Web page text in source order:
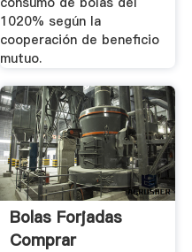
1020% según la
cooperación de beneficio
mutuo.
Bolas Forjadas
Comprar